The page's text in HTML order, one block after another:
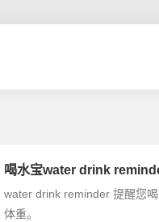
喝水宝water drink
water drink reminder 提醒您
体重。